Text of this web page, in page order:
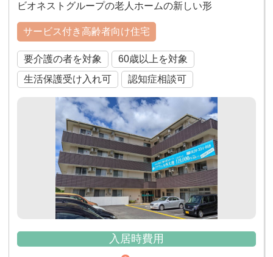
ビオネストグループの老人ホームの新しい形
サービス付き高齢者向け住宅
要介護の者を対象
60歳以上を対象
生活保護受け入れ可
認知症相談可
入居時費用